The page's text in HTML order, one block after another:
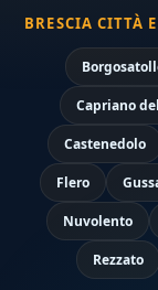
BRESCIA CITTÀ
Capriano
Castenedolo
Flero
Nuvolento
Rezzato